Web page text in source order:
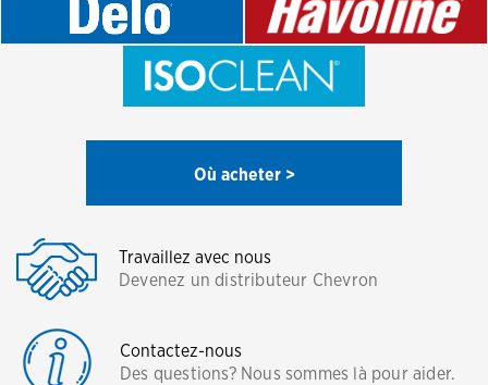
Où acheter >
Travaillez avec nous
Devenez un distributeur Chevron
Contactez-nous
Des questions? Nous sommes là pour aider.